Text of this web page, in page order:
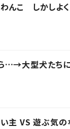
んこ しかしよ
大型犬たちに
主 VS 遊ぶ気